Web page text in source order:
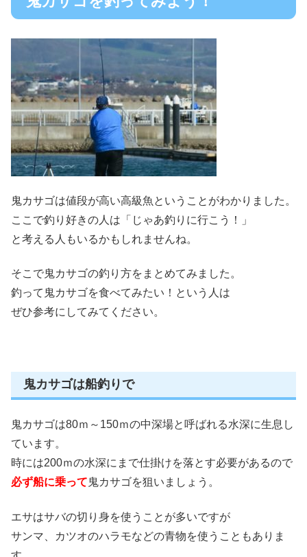
鬼カサゴは値段が高い高級魚ということがわかりました。
ここで釣り好きの人は「じゃあ釣りに行こう！」
と考える人もいるかもしれませんね。
そこで鬼カサゴの釣り方をまとめてみました。
釣って鬼カサゴを食べてみたい！という人は
ぜひ参考にしてみてください。
鬼カサゴは船釣りで
鬼カサゴは80ｍ～150ｍの中深場と呼ばれる水深に生息し
ています。
時には200ｍの水深にまで仕掛けを落とす必要があるので
必ず船に乗って鬼カサゴを狙いましょう。
エサはサバの切り身を使うことが多いですが
サンマ、カツオのハラモなどの青物を使うこともありま